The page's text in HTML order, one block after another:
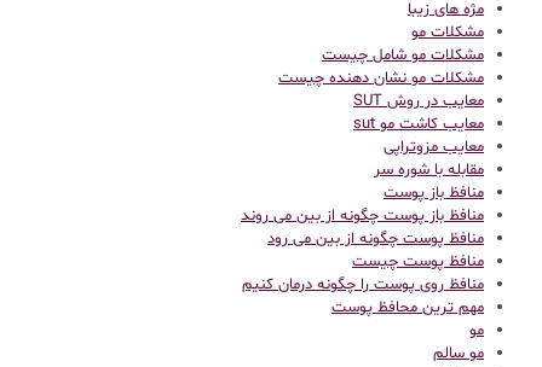
مژه های زیبا
مشکلات مو
مشکلات مو شامل چیست
مشکلات مو نشان دهنده چیست
معایب در روش SUT
معایب کاشت مو sut
معایب مزوتراپی
مقابله با شوره سر
منافظ باز پوست
منافظ باز پوست چگونه از بین می روند
منافظ پوست چگونه از بین می رود
منافظ پوست چیست
منافظ روی پوست را چگونه درمان کنیم
مهم ترین محافظ پوست
مو
مو سالم